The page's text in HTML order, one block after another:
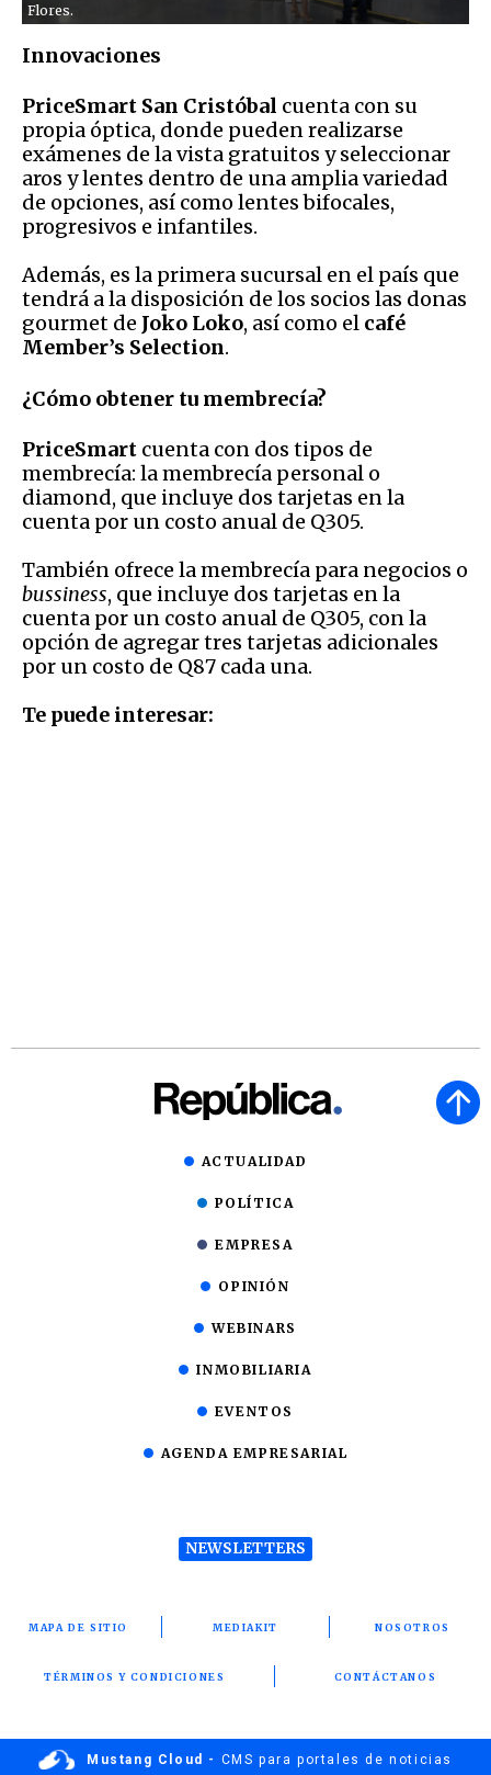
Flores.
Innovaciones
PriceSmart San Cristóbal cuenta con su
propia óptica, donde pueden realizarse
exámenes de la vista gratuitos y seleccionar
aros y lentes dentro de una amplia variedad
de opciones, así como lentes bifocales,
progresivos e infantiles.
Además, es la primera sucursal en el país que
tendrá a la disposición de los socios las donas
gourmet de Joko Loko, así como el café
Member’s Selection.
¿Cómo obtener tu membrecía?
PriceSmart cuenta con dos tipos de
membrecía: la membrecía personal o
diamond, que incluye dos tarjetas en la
cuenta por un costo anual de Q305.
También ofrece la membrecía para negocios o
bussiness, que incluye dos tarjetas en la
cuenta por un costo anual de Q305, con la
opción de agregar tres tarjetas adicionales
por un costo de Q87 cada una.
Te puede interesar:
ACTUALIDAD
POLÍTICA
EMPRESA
OPINIÓN
WEBINARS
INMOBILIARIA
EVENTOS
AGENDA EMPRESARIAL
NEWSLETTERS
MAPA DE SITIO MEDIAKIT NOSOTROS
TÉRMINOS Y CONDICIONES CONTÁCTANOS
Mustang Cloud - CMS para portales de noticias